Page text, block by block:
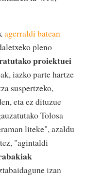
agerraldi batean
pleno
proiektuei
iazko parte hartze
suspertzeko,
eta ez dituzue
Tolosa
liteke", azaldu
"agintaldi
izan